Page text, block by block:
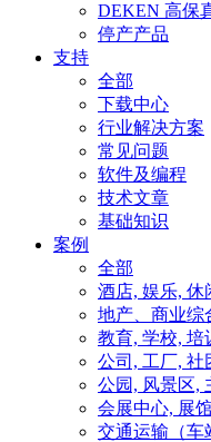
DEKEN 高保
停产产品
支持
全部
下载中心
行业解决方案
常见问题
软件及编程
技术文章
基础知识
案例
全部
酒店, 娱乐, 休
地产、商业综
教育, 学校, 培
公司, 工厂, 社
公园, 风景区,
会展中心, 展
交通运输（车